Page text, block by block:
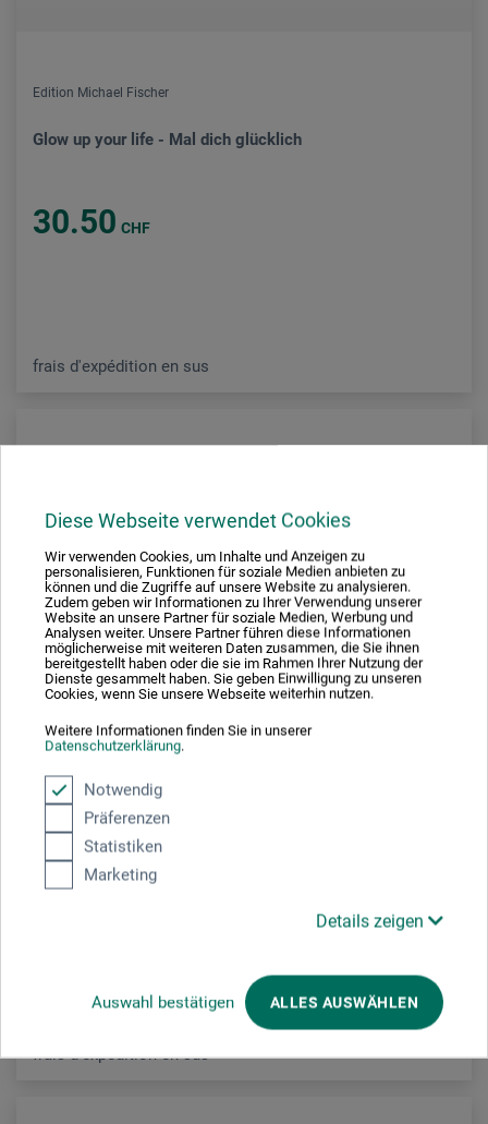
Diese Webseite verwendet Cookies
Wir verwenden Cookies, um Inhalte und Anzeigen zu
personalisieren, Funktionen für soziale Medien anbieten zu
können und die Zugriffe auf unsere Website zu analysieren.
Zudem geben wir Informationen zu Ihrer Verwendung unserer
Website an unsere Partner für soziale Medien, Werbung und
Analysen weiter. Unsere Partner führen diese Informationen
möglicherweise mit weiteren Daten zusammen, die Sie ihnen
bereitgestellt haben oder die sie im Rahmen Ihrer Nutzung der
Dienste gesammelt haben. Sie geben Einwilligung zu unseren
Cookies, wenn Sie unsere Webseite weiterhin nutzen.
Weitere Informationen finden Sie in unserer
Datenschutzerklärung.
Notwendig
Präferenzen
Statistiken
Marketing
Details zeigen
Auswahl bestätigen ALLES AUSWÄHLEN
Edition Michael Fischer
Glow up your life - Mal dich glücklich
30.50 CHF
frais d'expédition en sus
Christophorus Verlag
Ink Painting
frais d'expédition en sus